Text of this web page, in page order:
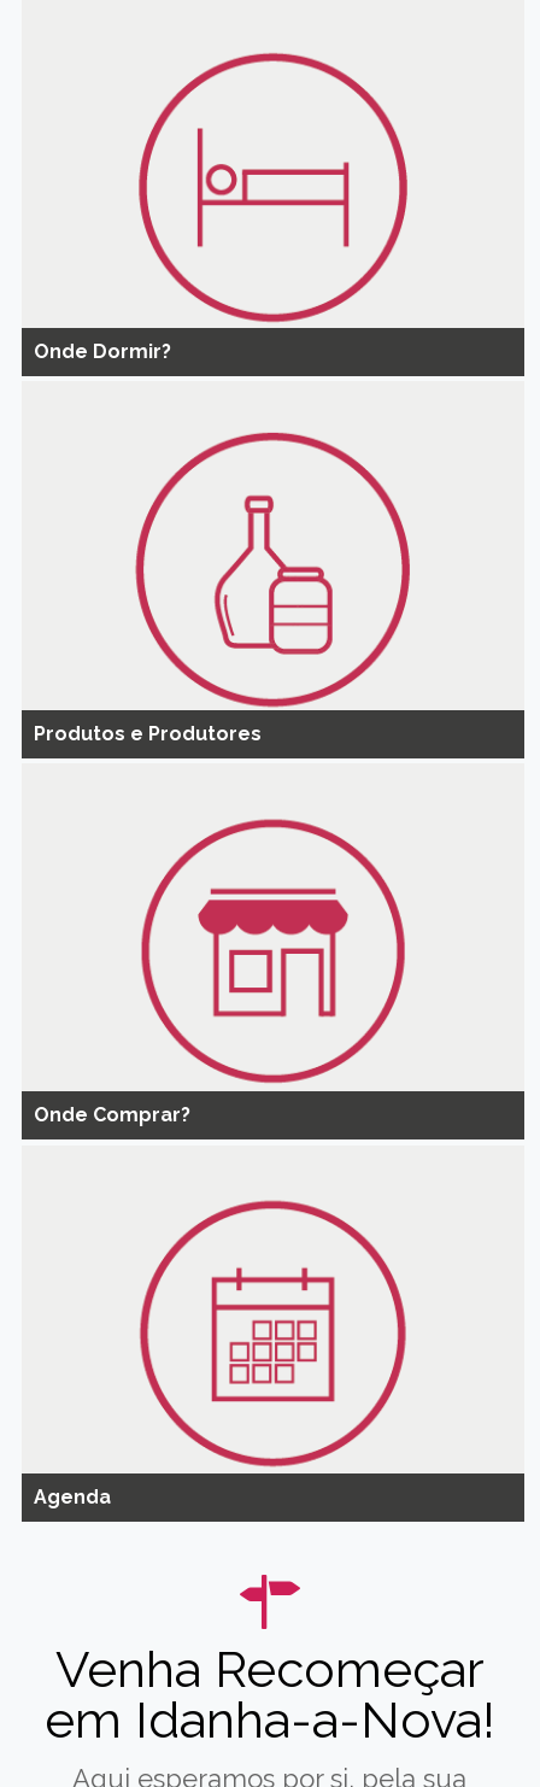
Onde Dormir?
Produtos e Produtores
Onde Comprar?
Agenda
Venha Recomeçar
em Idanha-a-Nova!
Aqui esperamos por si, pela sua